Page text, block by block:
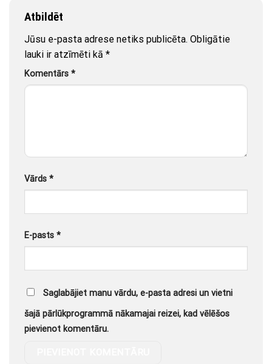
Atbildēt
Jūsu e-pasta adrese netiks publicēta. Obligātie
lauki ir atzīmēti kā *
Komentārs *
Vārds *
E-pasts *
Saglabājiet manu vārdu, e-pasta adresi un vietni
šajā pārlūkprogrammā nākamajai reizei, kad vēlēšos
pievienot komentāru.